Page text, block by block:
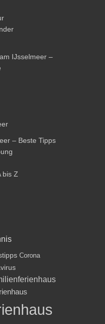
IJsselmeer –
– Beste Tipps
bis Z
Corona